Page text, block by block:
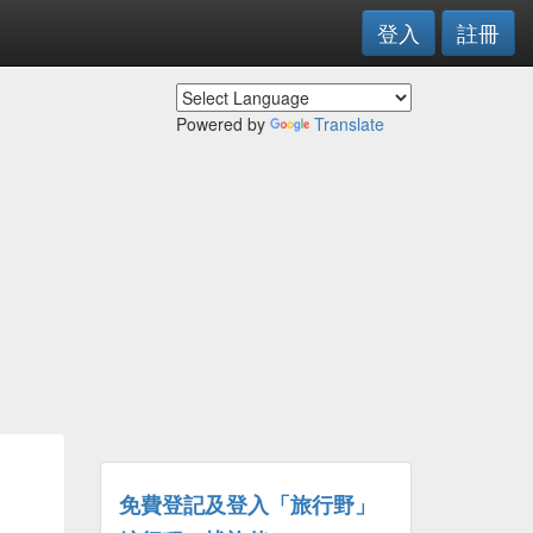
登入 註冊
Powered by Translate
免費登記及登入「旅行野」